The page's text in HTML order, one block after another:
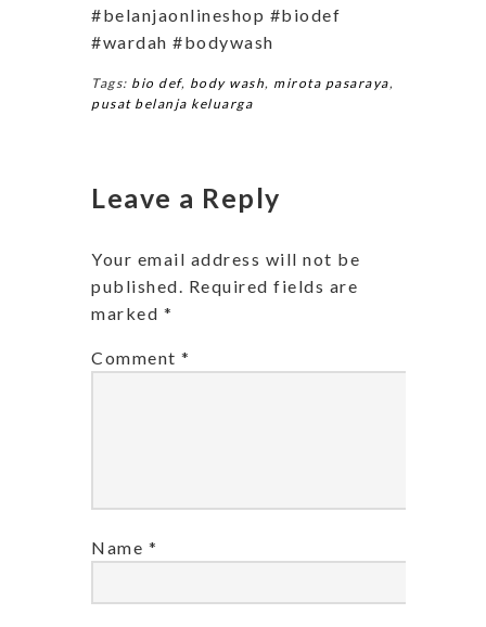
#belanjaonlineshop #biodef
#wardah #bodywash
Tags: bio def, body wash, mirota pasaraya,
pusat belanja keluarga
Leave a Reply
Your email address will not be
published. Required fields are
marked *
Comment *
Name *